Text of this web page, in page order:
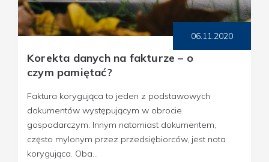
Korekta danych na fakturze – o
czym pamiętać?
06.11.2020
Faktura korygująca to jeden z podstawowych
dokumentów występującym w obrocie
gospodarczym. Innym natomiast dokumentem,
często mylonym przez przedsiębiorców, jest nota
korygująca. Oba...